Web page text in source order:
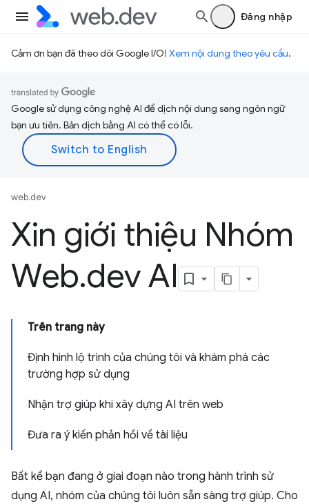
Đăng nhập
Cảm ơn bạn đã theo dõi Google I/O! Xem nội dung theo yêu cầu.
Google sử dụng công nghệ AI để dịch nội dung sang ngôn ngữ
bạn ưu tiên. Bản dịch bằng AI có thể có lỗi.
web.dev
Xin giới thiệu Nhóm
Web.dev AI
Trên trang này
Định hình lộ trình của chúng tôi và khám phá các
trường hợp sử dụng
Nhận trợ giúp khi xây dựng AI trên web
Đưa ra ý kiến phản hồi về tài liệu
Bất kể bạn đang ở giai đoạn nào trong hành trình sử
dụng AI, nhóm của chúng tôi luôn sẵn sàng trợ giúp. Cho